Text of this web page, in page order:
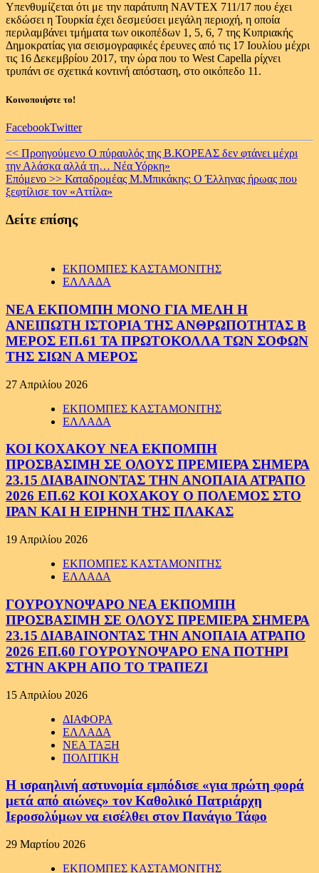
Υπενθυμίζεται ότι με την παράτυπη NAVTEX 711/17 που έχει
εκδώσει η Τουρκία έχει δεσμεύσει μεγάλη περιοχή, η οποία
περιλαμβάνει τμήματα των οικοπέδων 1, 5, 6, 7 της Κυπριακής
Δημοκρατίας για σεισμογραφικές έρευνες από τις 17 Ιουλίου μέχρι
τις 16 Δεκεμβρίου 2017, την ώρα που το West Capella ρίχνει
τρυπάνι σε σχετικά κοντινή απόσταση, στο οικόπεδο 11.
Κοινοποιήστε το!
FacebookTwitter
Continue
Reading
<< Προηγούμενο Ο πύραυλός της Β.ΚΟΡΕΑΣ δεν φτάνει μέχρι
την Αλάσκα αλλά τη… Νέα Υόρκη»
Επόμενο >> Καταδρομέας Μ.Μπικάκης: O Έλληνας ήρωας που
ξεφτίλισε τον «Αττίλα»
Δείτε επίσης
ΕΚΠΟΜΠΕΣ ΚΑΣΤΑΜΟΝΙΤΗΣ
ΕΛΛΑΔΑ
ΝΕΑ ΕΚΠΟΜΠΗ ΜΟΝΟ ΓΙΑ ΜΕΛΗ Η
ΑΝΕΙΠΩΤΗ ΙΣΤΟΡΙΑ ΤΗΣ ΑΝΘΡΩΠΟΤΗΤΑΣ Β
ΜΕΡΟΣ ΕΠ.61 ΤΑ ΠΡΩΤΟΚΟΛΛΑ ΤΩΝ ΣΟΦΩΝ
ΤΗΣ ΣΙΩΝ Α ΜΕΡΟΣ
27 Απριλίου 2026
ΕΚΠΟΜΠΕΣ ΚΑΣΤΑΜΟΝΙΤΗΣ
ΕΛΛΑΔΑ
ΚΟΙ ΚΟΧΑΚΟΥ ΝΕΑ ΕΚΠΟΜΠΗ
ΠΡΟΣΒΑΣΙΜΗ ΣΕ ΟΛΟΥΣ ΠΡΕΜΙΕΡΑ ΣΗΜΕΡΑ
23.15 ΔΙΑΒΑΙΝΟΝΤΑΣ ΤΗΝ ΑΝΟΠΑΙΑ ΑΤΡΑΠΟ
2026 ΕΠ.62 ΚΟΙ ΚΟΧΑΚΟΥ Ο ΠΟΛΕΜΟΣ ΣΤΟ
ΙΡΑΝ ΚΑΙ Η ΕΙΡΗΝΗ ΤΗΣ ΠΛΑΚΑΣ
19 Απριλίου 2026
ΕΚΠΟΜΠΕΣ ΚΑΣΤΑΜΟΝΙΤΗΣ
ΕΛΛΑΔΑ
ΓΟΥΡΟΥΝΟΨΑΡΟ ΝΕΑ ΕΚΠΟΜΠΗ
ΠΡΟΣΒΑΣΙΜΗ ΣΕ ΟΛΟΥΣ ΠΡΕΜΙΕΡΑ ΣΗΜΕΡΑ
23.15 ΔΙΑΒΑΙΝΟΝΤΑΣ ΤΗΝ ΑΝΟΠΑΙΑ ΑΤΡΑΠΟ
2026 ΕΠ.60 ΓΟΥΡΟΥΝΟΨΑΡΟ ΕΝΑ ΠΟΤΗΡΙ
ΣΤΗΝ ΑΚΡΗ ΑΠΟ ΤΟ ΤΡΑΠΕΖΙ
15 Απριλίου 2026
ΔΙΑΦΟΡΑ
ΕΛΛΑΔΑ
ΝΕΑ ΤΑΞΗ
ΠΟΛΙΤΙΚΗ
Η ισραηλινή αστυνομία εμπόδισε «για πρώτη φορά
μετά από αιώνες» τον Καθολικό Πατριάρχη
Ιεροσολύμων να εισέλθει στον Πανάγιο Τάφο
29 Μαρτίου 2026
ΕΚΠΟΜΠΕΣ ΚΑΣΤΑΜΟΝΙΤΗΣ